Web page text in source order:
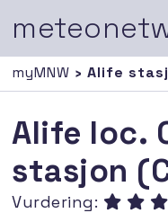
myMNW › Alife
Alife loc.
stasjon
Vurdering: